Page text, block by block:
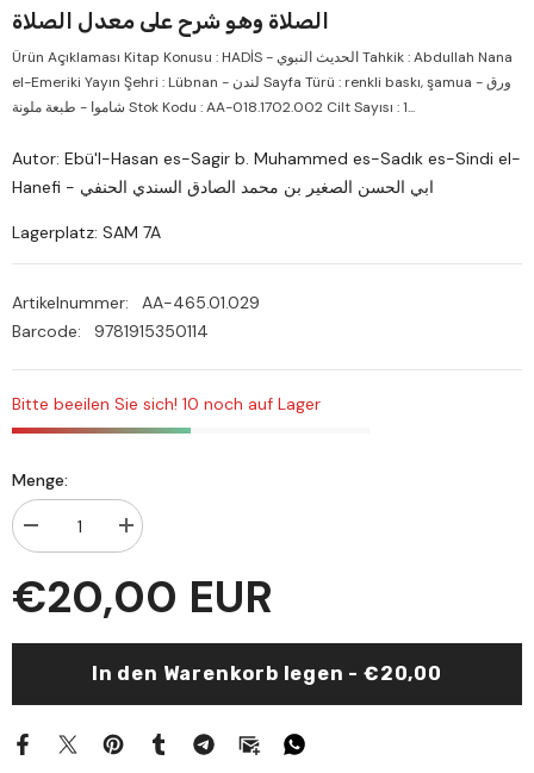
الصلاة وهو شرح على معدل الصلاة
Ürün Açıklaması Kitap Konusu : HADİS - الحديث النبوي Tahkik : Abdullah Nana
el-Emeriki Yayın Şehri : Lübnan - لندن Sayfa Türü : renkli baskı, şamua - ورق
شاموا - طبعة ملونة Stok Kodu : AA-018.1702.002 Cilt Sayısı : 1...
Autor: Ebü'l-Hasan es-Sagir b. Muhammed es-Sadık es-Sindi el-
Hanefi - ابي الحسن الصغير بن محمد الصادق السندي الحنفي
Lagerplatz: SAM 7A
Artikelnummer:
AA-465.01.029
Barcode:
9781915350114
Bitte beeilen Sie sich! 10 noch auf Lager
Menge:
verringern
Menhelül-
hüdat
Muaddilis-
Muaddilis-
Menge
erhöhen
Menhelül-
hüdat
Muaddilis-
ve
Muaddilis-
€20,00 EUR
In den Warenkorb legen - €20,00